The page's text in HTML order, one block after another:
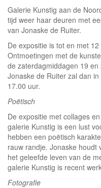
Galerie Kunstig aan de
tijd weer haar deuren met
van Jonaske de Ruiter.
De expositie is tot en met
Ontmoetingen met de
de zaterdagmiddagen 19
Jonaske de Ruiter zal dan
17.00 uur.
Poëtisch
De expositie met collages
galerie Kunstig is een lust
hebben een poëtisch
rauw randje. Jonaske houdt
het geleefde leven van de
galerie Kunstig is recent
Fotografie